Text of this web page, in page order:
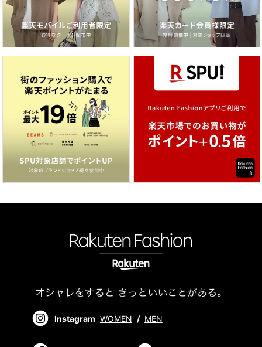
Instagram WOMEN / MEN